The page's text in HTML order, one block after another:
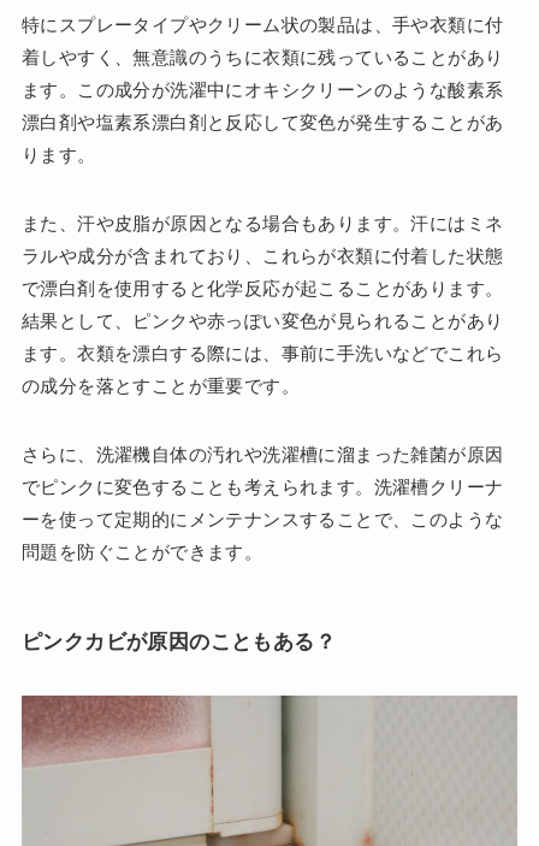
特にスプレータイプやクリーム状の製品は、手や衣類に付
着しやすく、無意識のうちに衣類に残っていることがあり
ます。この成分が洗濯中にオキシクリーンのような酸素系
漂白剤や塩素系漂白剤と反応して変色が発生することがあ
ります。
また、汗や皮脂が原因となる場合もあります。汗にはミネ
ラルや成分が含まれており、これらが衣類に付着した状態
で漂白剤を使用すると化学反応が起こることがあります。
結果として、ピンクや赤っぽい変色が見られることがあり
ます。衣類を漂白する際には、事前に手洗いなどでこれら
の成分を落とすことが重要です。
さらに、洗濯機自体の汚れや洗濯槽に溜まった雑菌が原因
でピンクに変色することも考えられます。洗濯槽クリーナ
ーを使って定期的にメンテナンスすることで、このような
問題を防ぐことができます。
ピンクカビが原因のこともある？